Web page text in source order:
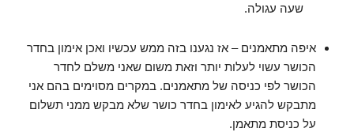
שעה עגולה.
איפה מתאמנים – אז נגענו בזה ממש עכשיו ואכן אימון בחדר
הכושר עשוי לעלות יותר וזאת משום שאני משלם לחדר
הכושר לפי כניסה של מתאמנים. במקרים מסוימים בהם אני
מתבקש להגיע לאימון בחדר כושר שלא מבקש ממני תשלום
על כניסת מתאמן.